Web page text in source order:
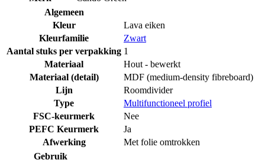
Algemeen
Kleur
Lava eiken
Kleurfamilie
Zwart
Aantal stuks per verpakking 1
Materiaal
Hout - bewerkt
Materiaal (detail)
MDF (medium-density fibreboard)
Lijn
Roomdivider
Type
Multifunctioneel profiel
FSC-keurmerk
Nee
PEFC Keurmerk
Ja
Afwerking
Met folie omtrokken
Gebruik